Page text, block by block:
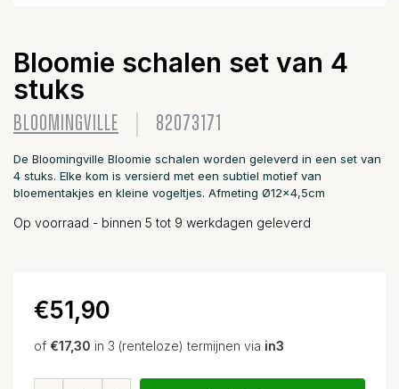
Bloomie schalen set van 4
stuks
BLOOMINGVILLE 82073171
De Bloomingville Bloomie schalen worden geleverd in een set van
4 stuks. Elke kom is versierd met een subtiel motief van
bloementakjes en kleine vogeltjes. Afmeting Ø12x4,5cm
Op voorraad - binnen 5 tot 9 werkdagen geleverd
€51,90
of €17,30 in 3 (renteloze) termijnen via in3